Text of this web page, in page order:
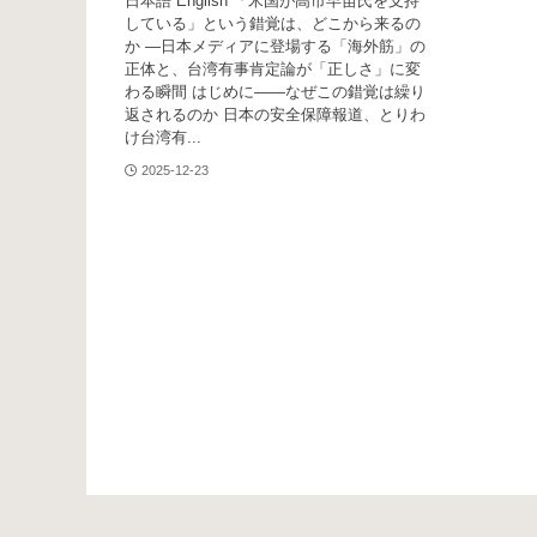
している」という錯覚は、どこから来るの
か ―日本メディアに登場する「海外筋」の
正体と、台湾有事肯定論が「正しさ」に変
わる瞬間 はじめに――なぜこの錯覚は繰り
返されるのか 日本の安全保障報道、とりわ
け台湾有...
2025-12-23